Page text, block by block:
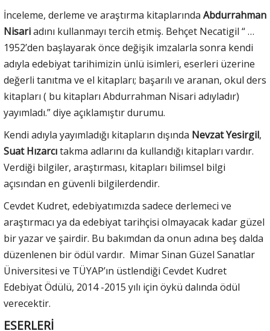
İnceleme, derleme ve araştırma kitaplarında Abdurrahman
Nisariadını kullanmayı tercih etmiş. Behçet Necatigil “ …
1952’den başlayarak önce değişik imzalarla sonra kendi
adıyla edebiyat tarihimizin ünlü isimleri, eserleri üzerine
değerli tanıtma ve el kitapları; başarılı ve aranan, okul ders
kitapları ( bu kitapları Abdurrahman Nisari adıyladır)
yayımladı.” diye açıklamıştır durumu.
Kendi adıyla yayımladığı kitapların dışında Nevzat Yesirgil,
Suat Hızarcıtakma adlarını da kullandığı kitapları vardır.
Verdiği bilgiler, araştırması, kitapları bilimsel bilgi
açısından en güvenli bilgilerdendir.
Cevdet Kudret, edebiyatımızda sadece derlemeci ve
araştırmacı ya da edebiyat tarihçisi olmayacak kadar güzel
bir yazar ve şairdir. Bu bakımdan da onun adına beş dalda
düzenlenen bir ödül vardır. Mimar Sinan Güzel Sanatlar
Üniversitesi ve TÜYAP’ın üstlendiği Cevdet Kudret
Edebiyat Ödülü, 2014 -2015 yılı için öykü dalında ödül
verecektir.
ESERLERİ